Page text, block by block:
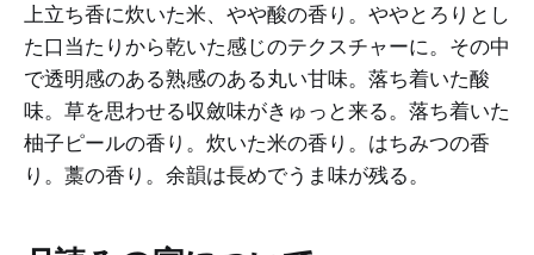
上立ち香に炊いた米、やや酸の香り。ややとろりとし
た口当たりから乾いた感じのテクスチャーに。その中
で透明感のある熟感のある丸い甘味。落ち着いた酸
味。草を思わせる収斂味がきゅっと来る。落ち着いた
柚子ピールの香り。炊いた米の香り。はちみつの香
り。藁の香り。余韻は長めでうま味が残る。